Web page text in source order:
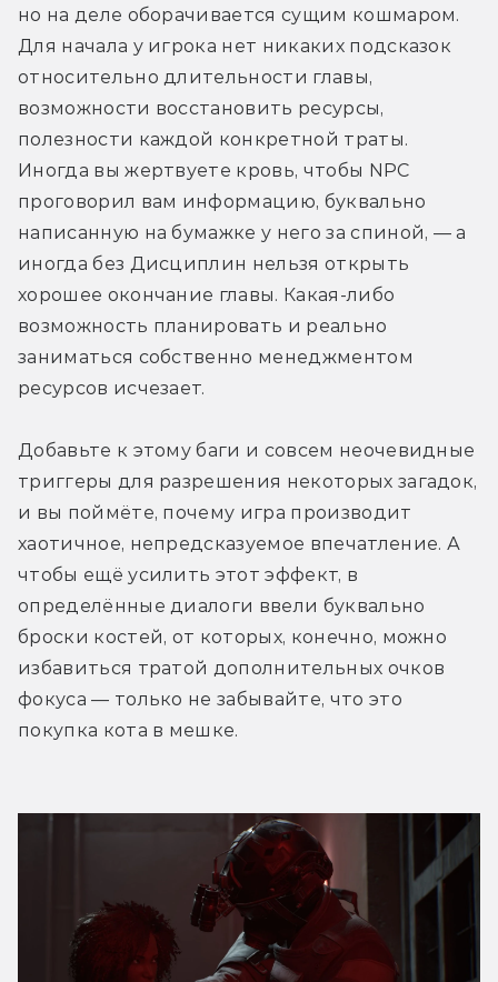
но на деле оборачивается сущим кошмаром.
Для начала у игрока нет никаких подсказок
относительно длительности главы,
возможности восстановить ресурсы,
полезности каждой конкретной траты.
Иногда вы жертвуете кровь, чтобы NPC
проговорил вам информацию, буквально
написанную на бумажке у него за спиной, — а
иногда без Дисциплин нельзя открыть
хорошее окончание главы. Какая-либо
возможность планировать и реально
заниматься собственно менеджментом
ресурсов исчезает.
Добавьте к этому баги и совсем неочевидные
триггеры для разрешения некоторых загадок,
и вы поймёте, почему игра производит
хаотичное, непредсказуемое впечатление. А
чтобы ещё усилить этот эффект, в
определённые диалоги ввели буквально
броски костей, от которых, конечно, можно
избавиться тратой дополнительных очков
фокуса — только не забывайте, что это
покупка кота в мешке.